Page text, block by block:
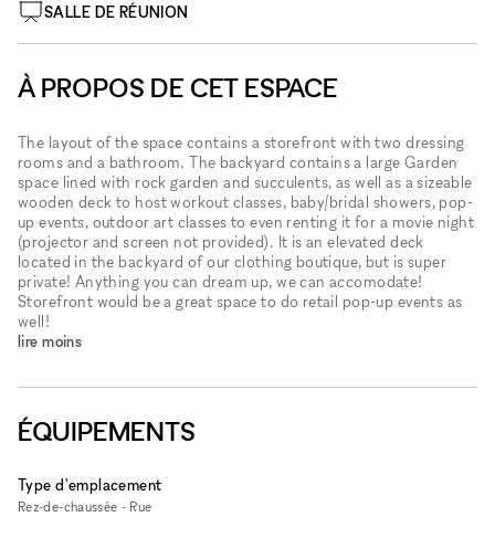
SALLE DE RÉUNION
À PROPOS DE CET ESPACE
The layout of the space contains a storefront with two dressing
rooms and a bathroom. The backyard contains a large Garden
space lined with rock garden and succulents, as well as a sizeable
wooden deck to host workout classes, baby/bridal showers, pop-
up events, outdoor art classes to even renting it for a movie night
(projector and screen not provided). It is an elevated deck
located in the backyard of our clothing boutique, but is super
private! Anything you can dream up, we can accomodate!
Storefront would be a great space to do retail pop-up events as
well!
lire moins
ÉQUIPEMENTS
Type d'emplacement
Rez-de-chaussée - Rue